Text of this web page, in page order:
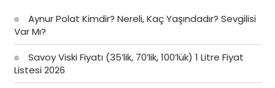
Aynur Polat Kimdir? Nereli, Kaç Yaşındadır? Sevgilisi
Var Mı?
Savoy Viski Fiyatı (35’lik, 70’lik, 100’lük) 1 Litre Fiyat
Listesi 2026